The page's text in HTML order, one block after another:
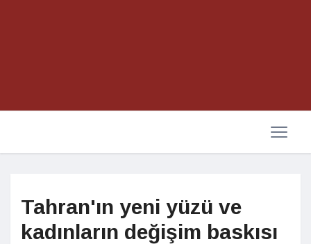
Tahran'ın yeni yüzü ve
kadınların değişim baskısı